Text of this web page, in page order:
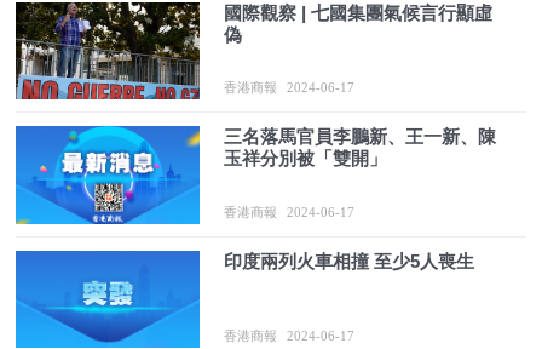
國際觀察 | 七國集團氣候言行顯虛
偽
香港商報 2024-06-17
三名落馬官員李鵬新、王一新、陳
玉祥分別被「雙開」
香港商報 2024-06-17
印度兩列火車相撞 至少5人喪生
香港商報 2024-06-17